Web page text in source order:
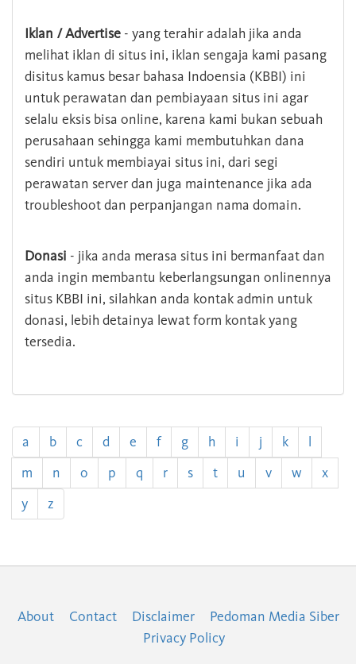
Iklan / Advertise - yang terahir adalah jika anda
melihat iklan di situs ini, iklan sengaja kami pasang
disitus kamus besar bahasa Indoensia (KBBI) ini
untuk perawatan dan pembiayaan situs ini agar
selalu eksis bisa online, karena kami bukan sebuah
perusahaan sehingga kami membutuhkan dana
sendiri untuk membiayai situs ini, dari segi
perawatan server dan juga maintenance jika ada
troubleshoot dan perpanjangan nama domain.
Donasi - jika anda merasa situs ini bermanfaat dan
anda ingin membantu keberlangsungan onlinennya
situs KBBI ini, silahkan anda kontak admin untuk
donasi, lebih detainya lewat form kontak yang
tersedia.
a b c d e f g h i j k
l
m
n o p q r s t u v w
x
y
z
About Contact Disclaimer
Pedoman Media Siber
Privacy Policy